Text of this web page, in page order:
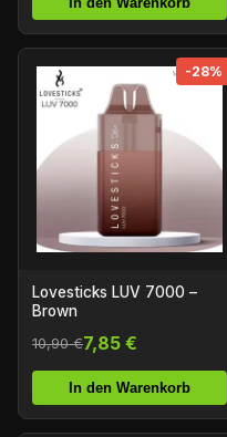
-28%
Lovesticks LUV 7000 –
Brown
10,90 €7,85 €
In den Warenkorb